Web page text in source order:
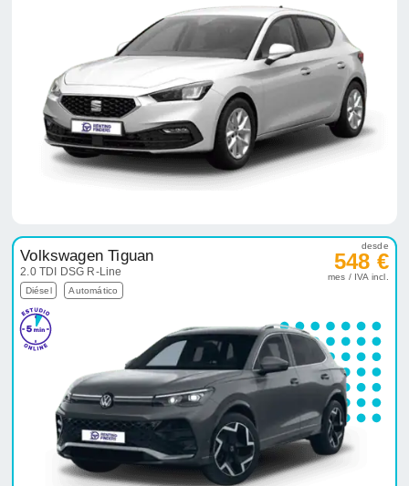
Volkswagen Tiguan
2.0 TDI DSG R-Line
Diésel Automático
desde
548 €
mes / IVA incl.